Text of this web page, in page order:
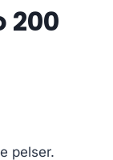
200
pelser.